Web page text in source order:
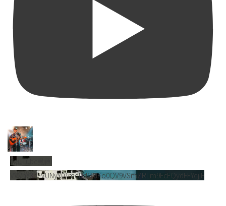
YouTube動画
VVVnY3dFVUNyY01mdDdGMEo0QV9VSmZRLm9FcFQydFFYejlF